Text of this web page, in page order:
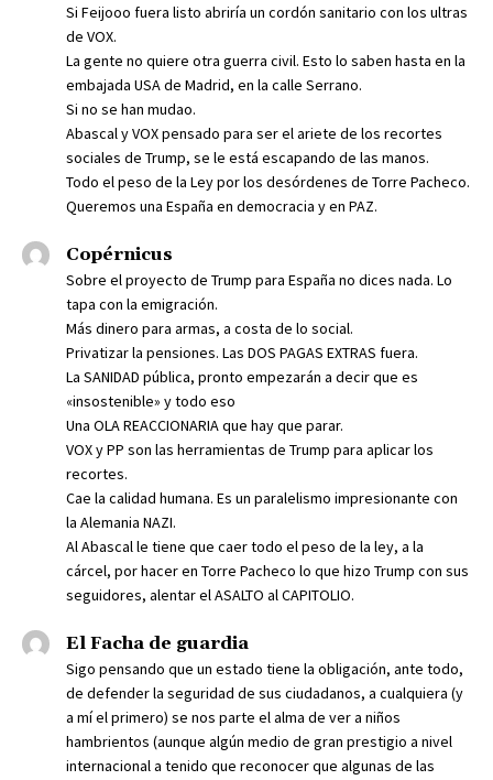
Si Feijooo fuera listo abriría un cordón sanitario con los ultras
de VOX.
La gente no quiere otra guerra civil. Esto lo saben hasta en la
embajada USA de Madrid, en la calle Serrano.
Si no se han mudao.
Abascal y VOX pensado para ser el ariete de los recortes
sociales de Trump, se le está escapando de las manos.
Todo el peso de la Ley por los desórdenes de Torre Pacheco.
Queremos una España en democracia y en PAZ.
Copérnicus
Sobre el proyecto de Trump para España no dices nada. Lo
tapa con la emigración.
Más dinero para armas, a costa de lo social.
Privatizar la pensiones. Las DOS PAGAS EXTRAS fuera.
La SANIDAD pública, pronto empezarán a decir que es
«insostenible» y todo eso
Una OLA REACCIONARIA que hay que parar.
VOX y PP son las herramientas de Trump para aplicar los
recortes.
Cae la calidad humana. Es un paralelismo impresionante con
la Alemania NAZI.
Al Abascal le tiene que caer todo el peso de la ley, a la
cárcel, por hacer en Torre Pacheco lo que hizo Trump con sus
seguidores, alentar el ASALTO al CAPITOLIO.
El Facha de guardia
Sigo pensando que un estado tiene la obligación, ante todo,
de defender la seguridad de sus ciudadanos, a cualquiera (y
a mí el primero) se nos parte el alma de ver a niños
hambrientos (aunque algún medio de gran prestigio a nivel
internacional a tenido que reconocer que algunas de las